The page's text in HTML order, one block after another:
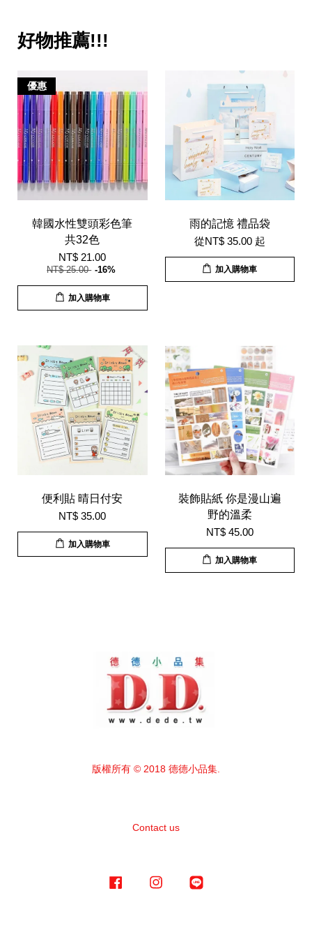
好物推薦!!!
優惠
韓國水性雙頭彩色筆
共32色
NT$ 21.00
NT$ 25.00 -16%
加入購物車
雨的記憶 禮品袋
從NT$ 35.00 起
加入購物車
便利貼 晴日付安
NT$ 35.00
加入購物車
裝飾貼紙 你是漫山遍
野的溫柔
NT$ 45.00
加入購物車
版權所有 © 2018 德德小品集.
Contact us
Facebook Instagram